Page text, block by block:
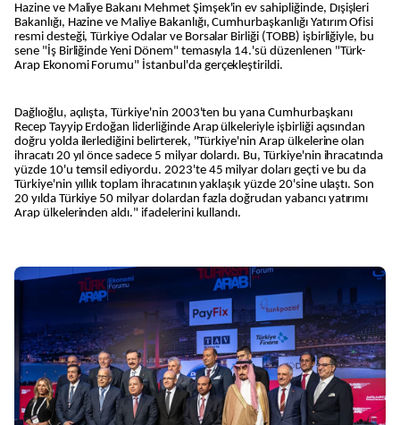
Hazine ve Maliye Bakanı Mehmet Şimşek'in ev sahipliğinde, Dışişleri
Bakanlığı, Hazine ve Maliye Bakanlığı, Cumhurbaşkanlığı Yatırım Ofisi
resmi desteği, Türkiye Odalar ve Borsalar Birliği (TOBB) işbirliğiyle, bu
sene "İş Birliğinde Yeni Dönem" temasıyla 14.'sü düzenlenen "Türk-
Arap Ekonomi Forumu" İstanbul'da gerçekleştirildi.
Dağlıoğlu, açılışta, Türkiye'nin 2003'ten bu yana Cumhurbaşkanı
Recep Tayyip Erdoğan liderliğinde Arap ülkeleriyle işbirliği açısından
doğru yolda ilerlediğini belirterek, "Türkiye'nin Arap ülkelerine olan
ihracatı 20 yıl önce sadece 5 milyar dolardı. Bu, Türkiye'nin ihracatında
yüzde 10'u temsil ediyordu. 2023'te 45 milyar doları geçti ve bu da
Türkiye'nin yıllık toplam ihracatının yaklaşık yüzde 20'sine ulaştı. Son
20 yılda Türkiye 50 milyar dolardan fazla doğrudan yabancı yatırımı
Arap ülkelerinden aldı." ifadelerini kullandı.